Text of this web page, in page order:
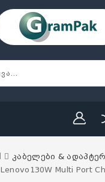
კაბელები &
Lenovo130W Multi Port